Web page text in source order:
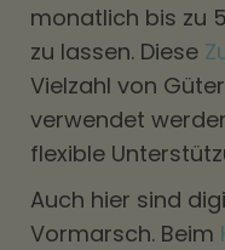
monatlich bis zu
zu lassen. Diese
Vielzahl von
verwendet
flexible
Auch hier sind
Vormarsch. Beim